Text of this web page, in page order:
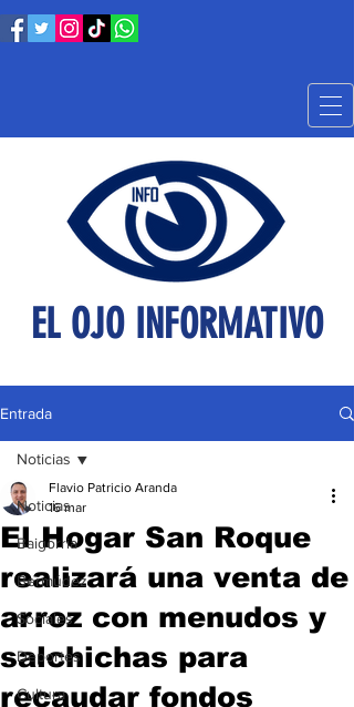
EL OJO INFORMATIVO
Entrada
Noticias
Baigorria
Bermúdez
Sociales
Deportes
Cultura
Noticias
El Hogar San Roque
realizará una venta de
arroz con menudos y
salchichas para
recaudar fondos
Flavio Patricio Aranda
16 mar